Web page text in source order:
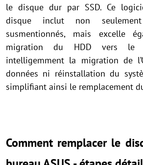
le disque dur par SSD. Ce
disque inclut non
susmentionnés, mais excelle
migration du HDD vers le
intelligemment la migration de
données ni réinstallation du
simplifiant ainsi le remplacement
Comment remplacer le